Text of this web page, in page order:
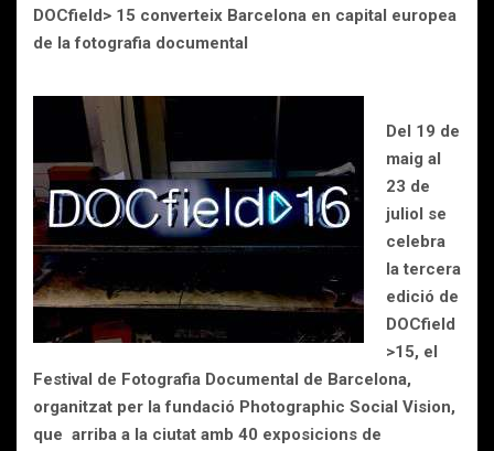
DOCfield> 15 converteix Barcelona en capital europea
de la fotografia documental
Del 19 de
maig al
23 de
juliol se
celebra
la tercera
edició de
DOCfield
>15, el
Festival de Fotografia Documental de Barcelona,
organitzat per la fundació Photographic Social Vision,
que arriba a la ciutat amb 40 exposicions de